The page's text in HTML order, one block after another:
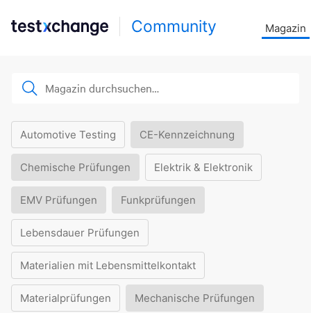
Community Magazin
Automotive Testing CE-Kennzeichnung
Chemische Prüfungen Elektrik & Elektronik
EMV Prüfungen Funkprüfungen
Lebensdauer Prüfungen
Materialien mit Lebensmittelkontakt
Materialprüfungen Mechanische Prüfungen